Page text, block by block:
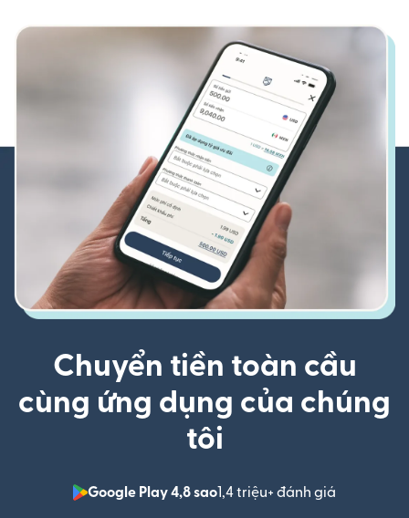
Chuyển tiền toàn cầu
cùng ứng dụng của chúng
tôi
Google Play 4,8 sao1,4 triệu+ đánh giá